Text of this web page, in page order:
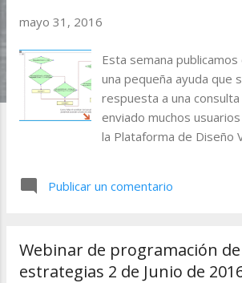
mayo 31, 2016
Esta semana
una pequeña ayuda que
respuesta a una
enviado muchos
la Plataforma de Diseño
proyecto (estrategias,
dicho proyecto,
momento de abrirlo no
Publicar un comentario
Webinar de programación de
estrategias 2 de Junio de